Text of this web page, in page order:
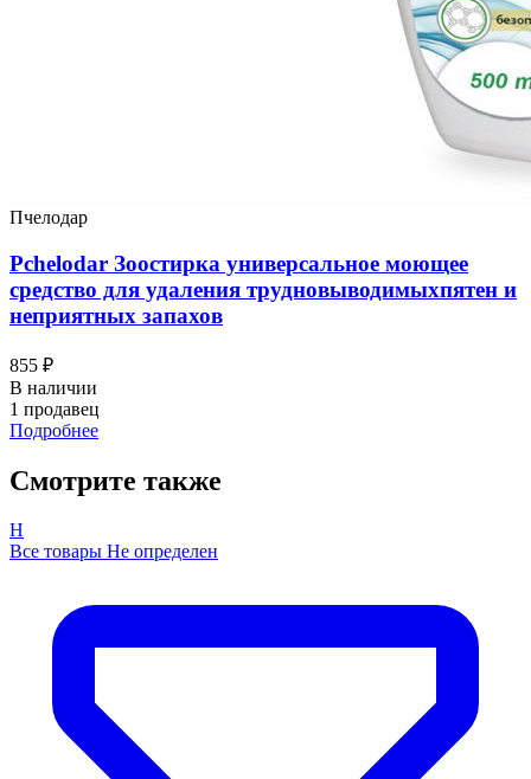
Пчелодар
Pchelodar Зоостирка универсальное моющее
средство для удаления трудновыводимыхпятен и
неприятных запахов
855 ₽
В наличии
1 продавец
Подробнее
Смотрите также
Н
Все товары Не определен